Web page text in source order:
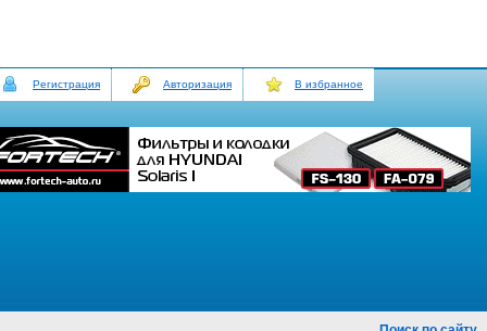
Регистрация Авторизация В избранное